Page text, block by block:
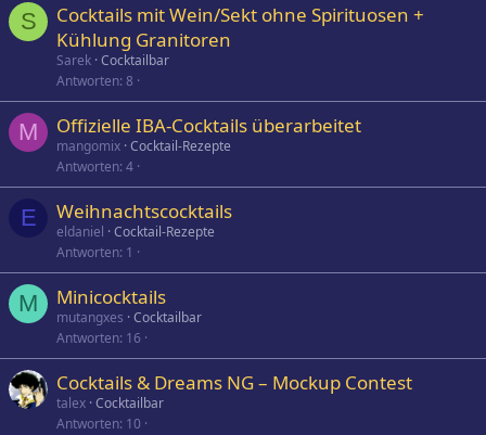
S
Cocktails mit Wein/Sekt ohne Spirituosen +
Kühlung Granitoren
Sarek Cocktailbar
Antworten 8
M Offizielle IBA-Cocktails überarbeitet
mangomix Cocktail-Rezepte
Antworten 4
E Weihnachtscocktails
eldaniel Cocktail-Rezepte
Antworten 1
M Minicocktails
mutangxes Cocktailbar
Antworten 16
Cocktails & Dreams NG – Mockup Contest
talex Cocktailbar
Antworten 10